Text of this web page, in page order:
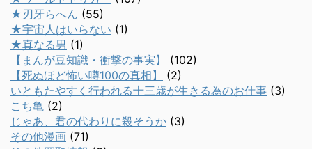
★刃牙らへん (55)
★宇宙人はいらない (1)
★真なる男 (1)
【まんが豆知識・衝撃の事実】
(102)
【死ぬほど怖い噂100の真相】
(2)
いともたやすく行われる十三歳が生きる為のお仕事 (3)
こち亀 (2)
じゃあ、君の代わりに殺そうか (3)
その他漫画 (71)